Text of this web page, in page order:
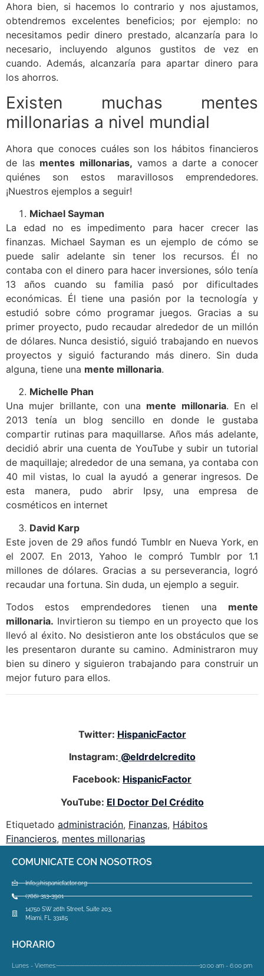
Ahora bien, si hacemos lo contrario y nos ajustamos,
obtendremos excelentes beneficios; por ejemplo: no
necesitamos pedir dinero prestado, alcanzaría para lo
necesario, incluyendo algunos gustitos de vez en
cuando. Además, alcanzaría para apartar dinero para
los ahorros.
Existen muchas mentes
millonarias a nivel mundial
Ahora que conoces cuáles son los hábitos financieros
de las mentes millonarias, vamos a darte a conocer
quiénes son estos maravillosos emprendedores.
¡Nuestros ejemplos a seguir!
Michael Sayman
La edad no es impedimento para hacer crecer las
finanzas. Michael Sayman es un ejemplo de cómo se
puede salir adelante sin tener los recursos. Él no
contaba con el dinero para hacer inversiones, sólo tenía
13 años cuando su familia pasó por dificultades
económicas. Él tiene una pasión por la tecnología y
estudió sobre cómo programar juegos. Gracias a su
primer proyecto, pudo recaudar alrededor de un millón
de dólares. Nunca desistió, siguió trabajando en nuevos
proyectos y siguió facturando más dinero. Sin duda
alguna, tiene una mente millonaria.
Michelle Phan
Una mujer brillante, con una mente millonaria. En el
2013 tenía un blog sencillo en donde le gustaba
compartir rutinas para maquillarse. Años más adelante,
decidió abrir una cuenta de YouTube y subir un tutorial
de maquillaje; alrededor de una semana, ya contaba con
40 mil vistas, lo cual la ayudó a generar ingresos. De
esta manera, pudo abrir Ipsy, una empresa de
cosméticos en internet
David Karp
Este joven de 29 años fundó Tumblr en Nueva York, en
el 2007. En 2013, Yahoo le compró Tumblr por 1.1
millones de dólares. Gracias a su perseverancia, logró
recaudar una fortuna. Sin duda, un ejemplo a seguir.
Todos estos emprendedores tienen una mente
millonaria. Invirtieron su tiempo en un proyecto que los
llevó al éxito. No desistieron ante los obstáculos que se
les presentaron durante su camino. Administraron muy
bien su dinero y siguieron trabajando para construir un
mejor futuro para ellos.
Twitter: HispanicFactor
Instagram: @eldrdelcredito
Facebook: HispanicFactor
YouTube: El Doctor Del Crédito
Etiquetado administración, Finanzas, Hábitos
Financieros, mentes millonarias
COMUNICATE CON NOSOTROS
Info@hispanicfactor.org
(786) 313-3901
14750 SW 26th Street, Suite 203,
Miami, FL 33185
HORARIO
Lunes - Viernes: 10:00 am - 6:00 pm